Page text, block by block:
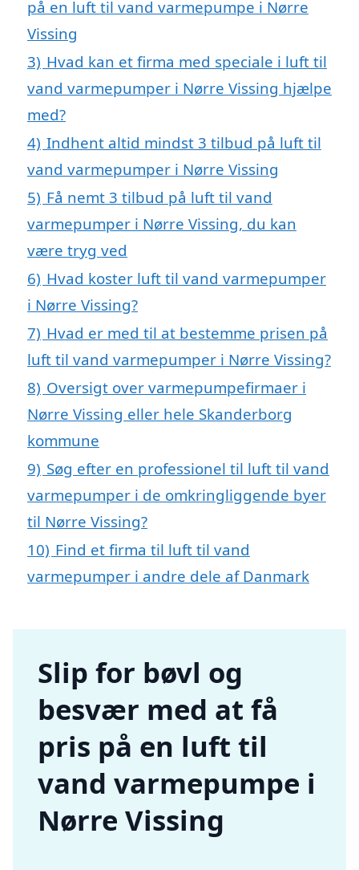
på en luft til vand varmepumpe i Nørre
Vissing
3) Hvad kan et firma med speciale i luft til
vand varmepumper i Nørre Vissing hjælpe
med?
4) Indhent altid mindst 3 tilbud på luft til
vand varmepumper i Nørre Vissing
5) Få nemt 3 tilbud på luft til vand
varmepumper i Nørre Vissing, du kan
være tryg ved
6) Hvad koster luft til vand varmepumper
i Nørre Vissing?
7) Hvad er med til at bestemme prisen på
luft til vand varmepumper i Nørre Vissing?
8) Oversigt over varmepumpefirmaer i
Nørre Vissing eller hele Skanderborg
kommune
9) Søg efter en professionel til luft til vand
varmepumper i de omkringliggende byer
til Nørre Vissing?
10) Find et firma til luft til vand
varmepumper i andre dele af Danmark
Slip for bøvl og
besvær med at få
pris på en luft til
vand varmepumpe i
Nørre Vissing